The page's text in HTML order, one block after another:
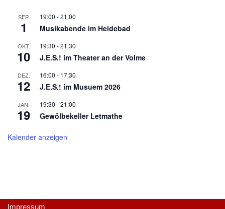
SEP.
1
19:00 -21:00
Musikabende im Heidebad
OKT.
10
19:30 -21:30
J.E.S.! im Theater an der Volme
DEZ.
12
16:00 - 17:30
J.E.S.! im Musuem 2026
JAN.
19
19:30 -21:00
Gewölbekeller Letmathe
Kalender anzeigen
Impressum